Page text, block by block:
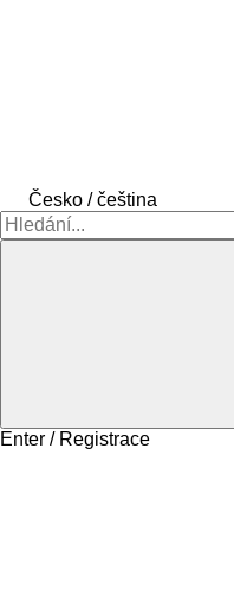
Česko / čeština
Enter / Registrace